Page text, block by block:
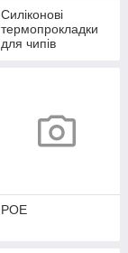
Силіконові
термопрокладки
для чипів
POE